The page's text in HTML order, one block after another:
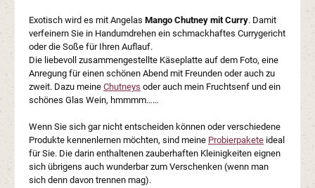
Exotisch wird es mit Angelas Mango Chutney mit Curry. Damit
verfeinern Sie in Handumdrehen ein schmackhaftes Currygericht
oder die Soße für Ihren Auflauf.
Die liebevoll zusammengestellte Käseplatte auf dem Foto, eine
Anregung für einen schönen Abend mit Freunden oder auch zu
zweit. Dazu meine Chutneys oder auch mein Fruchtsenf und ein
schönes Glas Wein, hmmmm……
Wenn Sie sich gar nicht entscheiden können oder verschiedene
Produkte kennenlernen möchten, sind meine Probierpakete ideal
für Sie. Die darin enthaltenen zauberhaften Kleinigkeiten eignen
sich übrigens auch wunderbar zum Verschenken (wenn man
sich denn davon trennen mag).